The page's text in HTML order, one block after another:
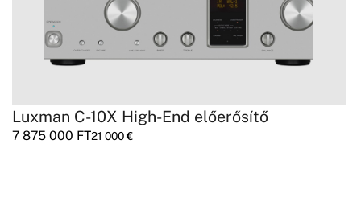
Luxman C-10X High-End előerősítő
7 875 000 FT21 000€